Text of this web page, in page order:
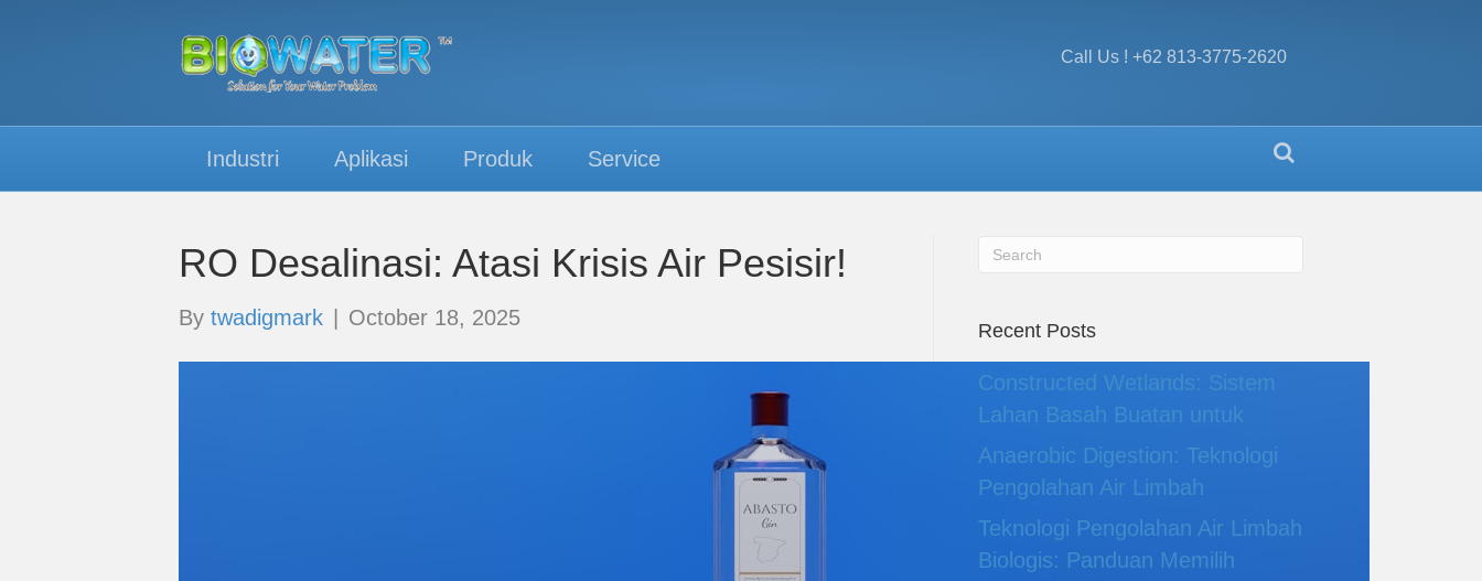
Call Us ! +62 813-3775-2620
Industri Aplikasi Produk Service
RO Desalinasi: Atasi Krisis Air Pesisir!
By twadigmark October 18, 2025
Recent Posts
Constructed Wetlands: Sistem
Lahan Basah Buatan untuk
Anaerobic Digestion: Teknologi
Pengolahan Air Limbah
Teknologi Pengolahan Air Limbah
Biologis: Panduan Memilih